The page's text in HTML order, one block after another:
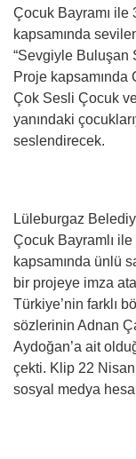
Çocuk Bayramı ile
kapsamında
“Sevgiyle Buluşan
Proje
Çok Sesli Çocuk
yanındaki
seslendirecek.
Lüleburgaz
Çocuk Bayramlı
kapsamında ünlü
bir projeye imza
Türkiye’nin farklı
sözlerinin Adnan
Aydoğan’a ait
çekti. Klip 22
sosyal medya